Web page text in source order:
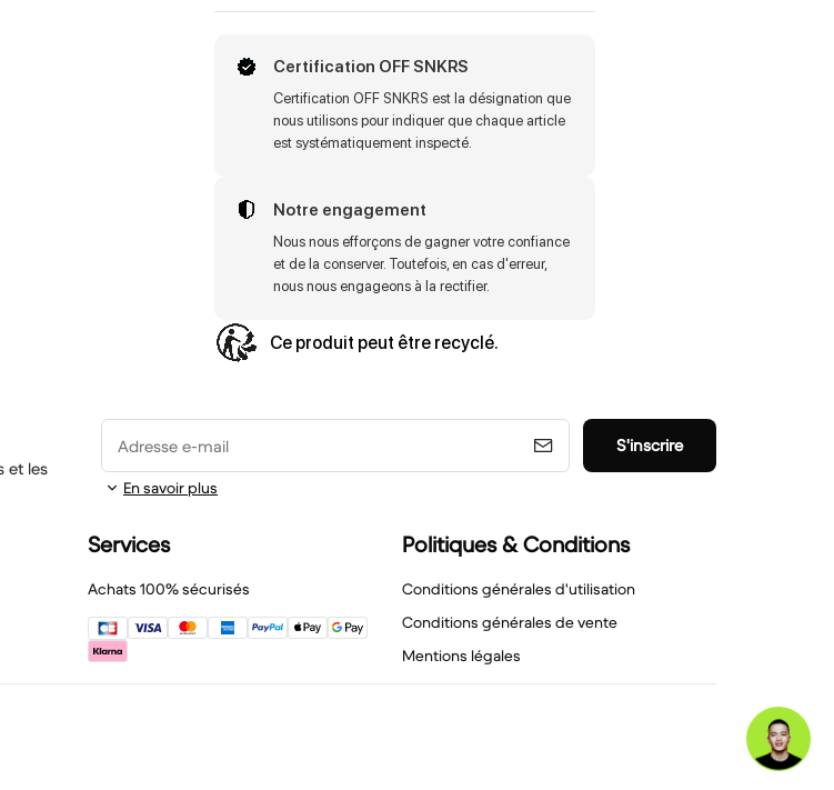
Certification OFF SNKRS
Certification OFF SNKRS est la désignation que
nous utilisons pour indiquer que chaque article
est systématiquement inspecté.
Notre engagement
Nous nous efforçons de gagner votre confiance
et de la conserver. Toutefois, en cas d'erreur,
nous nous engageons à la rectifier.
Ce produit peut être recyclé.
et les
Adresse e-mail S'inscrire
En savoir plus
Services
Achats 100% sécurisés
Politiques & Conditions
Conditions générales d'utilisation
Conditions générales de vente
Mentions légales